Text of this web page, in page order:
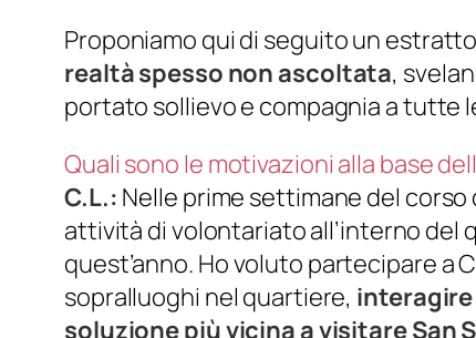
Proponiamo qui di seguito un
realtà spesso non ascoltata,
portato sollievo e compagnia a tutte
Quali sono le motivazioni alla base
C.L.: Nelle prime settimane del
attività di volontariato all’interno del
quest’anno. Ho voluto partecipare a
sopralluoghi nel quartiere, interagire
soluzione più vicina a visitare San